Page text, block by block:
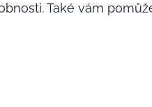
Také vám